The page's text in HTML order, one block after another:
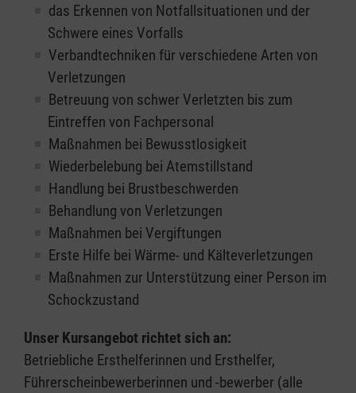
das Erkennen von Notfallsituationen und der
Schwere eines Vorfalls
Verbandtechniken für verschiedene Arten von
Verletzungen
Betreuung von schwer Verletzten bis zum
Eintreffen von Fachpersonal
Maßnahmen bei Bewusstlosigkeit
Wiederbelebung bei Atemstillstand
Handlung bei Brustbeschwerden
Behandlung von Verletzungen
Maßnahmen bei Vergiftungen
Erste Hilfe bei Wärme- und Kälteverletzungen
Maßnahmen zur Unterstützung einer Person im
Schockzustand
Unser Kursangebot richtet sich an:
Betriebliche Ersthelferinnen und Ersthelfer,
Führerscheinbewerberinnen und -bewerber (alle